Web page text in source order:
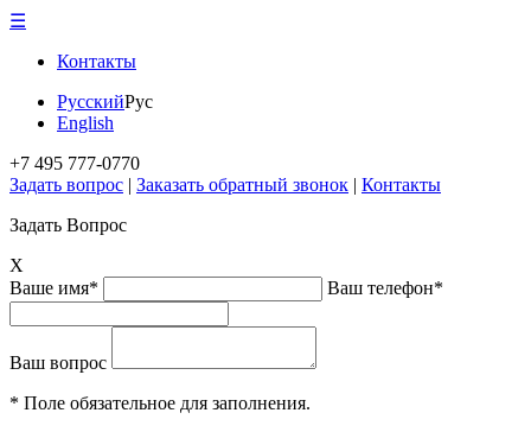
☰
Контакты
РусскийРус
English
+7 495 777-0770
Задать вопрос | Заказать обратный звонок | Контакты
Задать Вопрос
X
Ваше имя*
Ваш телефон*
Ваш вопрос
* Поле обязательное для заполнения.